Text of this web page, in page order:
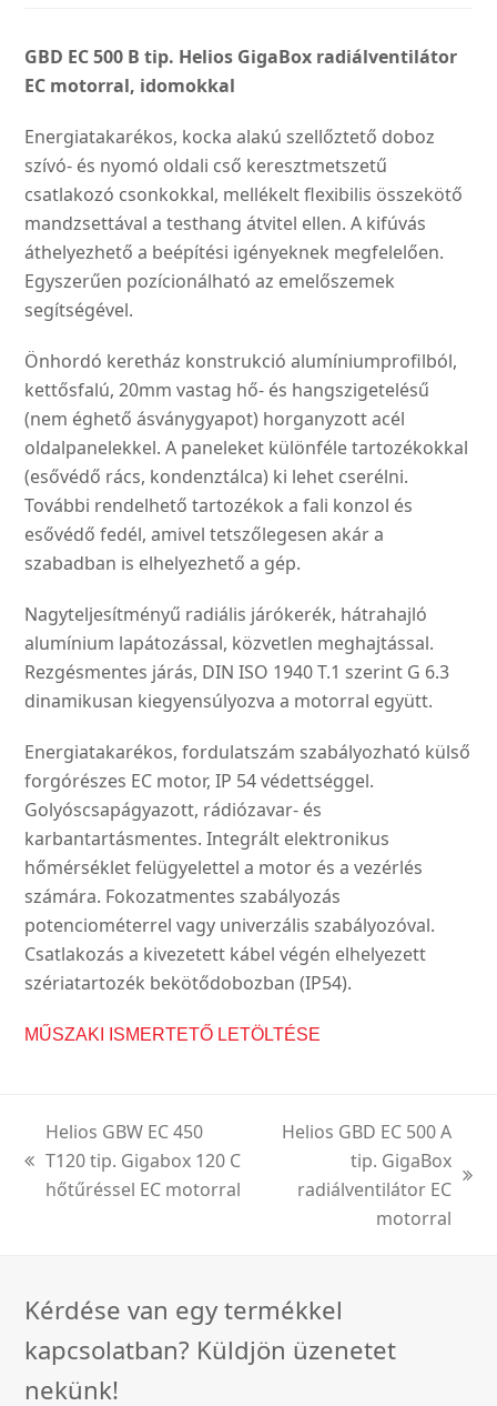
GBD EC 500 B tip. Helios GigaBox radiálventilátor
EC motorral, idomokkal
Energiatakarékos, kocka alakú szellőztető doboz
szívó- és nyomó oldali cső keresztmetszetű
csatlakozó csonkokkal, mellékelt flexibilis összekötő
mandzsettával a testhang átvitel ellen. A kifúvás
áthelyezhető a beépítési igényeknek megfelelően.
Egyszerűen pozícionálható az emelőszemek
segítségével.
Önhordó keretház konstrukció alumíniumprofilból,
kettősfalú, 20mm vastag hő- és hangszigetelésű
(nem éghető ásványgyapot) horganyzott acél
oldalpanelekkel. A paneleket különféle tartozékokkal
(esővédő rács, kondenztálca) ki lehet cserélni.
További rendelhető tartozékok a fali konzol és
esővédő fedél, amivel tetszőlegesen akár a
szabadban is elhelyezhető a gép.
Nagyteljesítményű radiális járókerék, hátrahajló
alumínium lapátozással, közvetlen meghajtással.
Rezgésmentes járás, DIN ISO 1940 T.1 szerint G 6.3
dinamikusan kiegyensúlyozva a motorral együtt.
Energiatakarékos, fordulatszám szabályozható külső
forgórészes EC motor, IP 54 védettséggel.
Golyóscsapágyazott, rádiózavar- és
karbantartásmentes. Integrált elektronikus
hőmérséklet felügyelettel a motor és a vezérlés
számára. Fokozatmentes szabályozás
potenciométerrel vagy univerzális szabályozóval.
Csatlakozás a kivezetett kábel végén elhelyezett
szériatartozék bekötődobozban (IP54).
MŰSZAKI ISMERTETŐ LETÖLTÉSE
previous
post:
Helios GBW EC 450
T120 tip. Gigabox 120 C
hőtűréssel EC motorral
next
Helios GBD EC 500 A
tip. GigaBox
radiálventilátor EC
motorral
Kérdése van egy termékkel
kapcsolatban? Küldjön üzenetet
nekünk!